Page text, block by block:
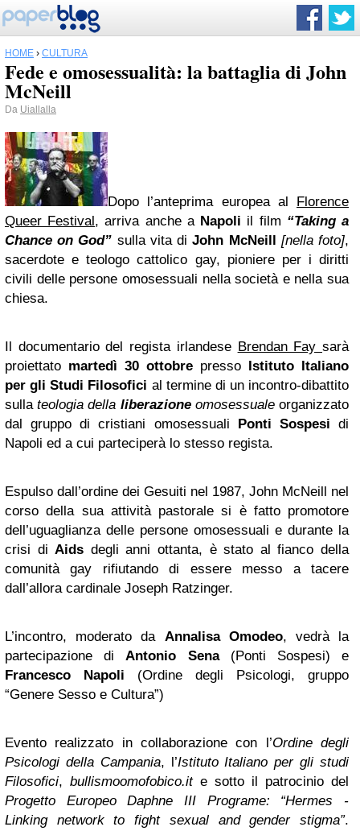
HOME › CULTURA
Fede e omosessualità: la battaglia di John
McNeill
Da Uiallalla
Dopo l’anteprima europea al Florence
Queer Festival, arriva anche a Napoli il film “Taking a
Chance on God” sulla vita diJohn McNeill [nella foto],
sacerdote e teologo cattolico gay, pioniere per i diritti
civili delle persone omosessuali nella società e nella sua
chiesa.
Il documentario del regista irlandese Brendan Faysarà
proiettato martedì 30 ottobre presso Istituto Italiano
per gli Studi Filosofici al termine di un incontro-dibattito
sullateologia della liberazioneomosessualeorganizzato
dal gruppo di cristiani omosessuali Ponti Sospesidi
Napoli ed a cui parteciperà lo stesso regista.
Espulso dall’ordine dei Gesuiti nel 1987, John McNeill nel
corso della sua attività pastorale si è fatto promotore
dell’uguaglianza delle persone omosessuali e durante la
crisi diAids degli anni ottanta, è stato al fianco della
comunità gay rifiutando di essere messo a tacere
dall’allora cardinale Joseph Ratzinger.
L’incontro, moderato da Annalisa Omodeo, vedrà la
partecipazione diAntonio Sena(Ponti Sospesi) e
Francesco Napoli (Ordine degli Psicologi, gruppo
“Genere Sesso e Cultura”)
Evento realizzato in collaborazione con l’Ordine degli
Psicologi della Campania, l’Istituto Italiano per gli studi
Filosofici, bullismoomofobico.ite sotto il patrocinio del
Progetto Europeo Daphne III Programe: “Hermes -
Linking network to fight sexual and gender stigma”.